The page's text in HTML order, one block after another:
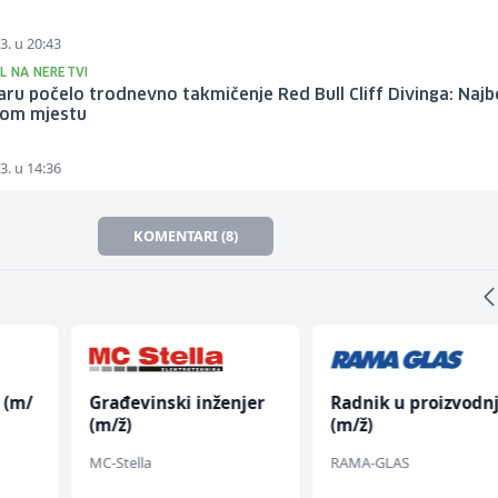
u 20:43
NA NERETVI
počelo trodnevno takmičenje Red Bull Cliff Divinga:
mjestu
u 14:36
KOMENTARI (8)
(m/
Građevinski inženjer
(m/ž)
MC-Stella
Radnik u
(m/ž)
RAMA-GLAS